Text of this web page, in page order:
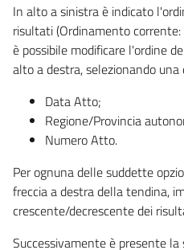
In alto a sinistra è indicato
risultati (Ordinamento corrente:
è possibile modificare l'ordine
alto a destra, selezionando
Data Atto;
Regione/Provincia
Numero Atto.
Per ognuna delle suddette
freccia a destra della tendina,
crescente/decrescente dei
Successivamente è presente la